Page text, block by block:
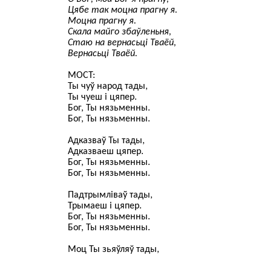
Цябе так моцна прагну я.
Моцна прагну я.
Скала майго збаўленьня,
Стаю на вернасьці Тваёй,
Вернасьці Тваёй.
МОСТ:
Ты чуў народ тады,
Ты чуеш і цяпер.
Бог, Ты нязьменны.
Бог, Ты нязьменны.
Адказваў Ты тады,
Адказваеш цяпер.
Бог, Ты нязьменны.
Бог, Ты нязьменны.
Падтрымліваў тады,
Трымаеш і цяпер.
Бог, Ты нязьменны.
Бог, Ты нязьменны.
Моц Ты зьяўляў тады,